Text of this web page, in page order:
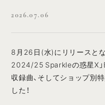
2026.07.06
8月26日(水)にリリースと
2024/25 Sparkleの惑星X
収録曲、そしてショップ別
した！